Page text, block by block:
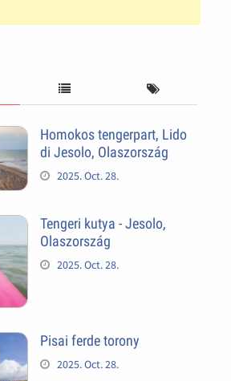
Homokos tengerpart, Lido
di Jesolo, Olaszország
2025. Oct. 28.
Tengeri kutya - Jesolo,
Olaszország
2025. Oct. 28.
Pisai ferde torony
2025. Oct. 28.